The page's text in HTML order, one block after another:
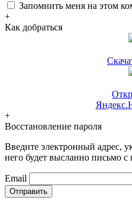
Запомнить меня на этом
+
Как добраться
+
Восстановление пароля
Введите электронный адрес,
него будет высланно письмо с
Email